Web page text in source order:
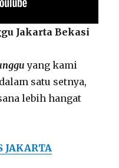
Jakarta Bekasi
yang kami
satu setnya,
lebih hangat
JAKARTA